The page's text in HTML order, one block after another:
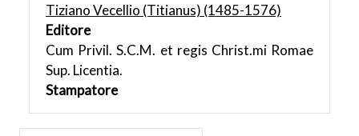
Tiziano Vecellio (Titianus) (1485-1576)
Editore
Cum Privil. S.C.M. et regis Christ.mi Romae
Sup. Licentia.
Stampatore